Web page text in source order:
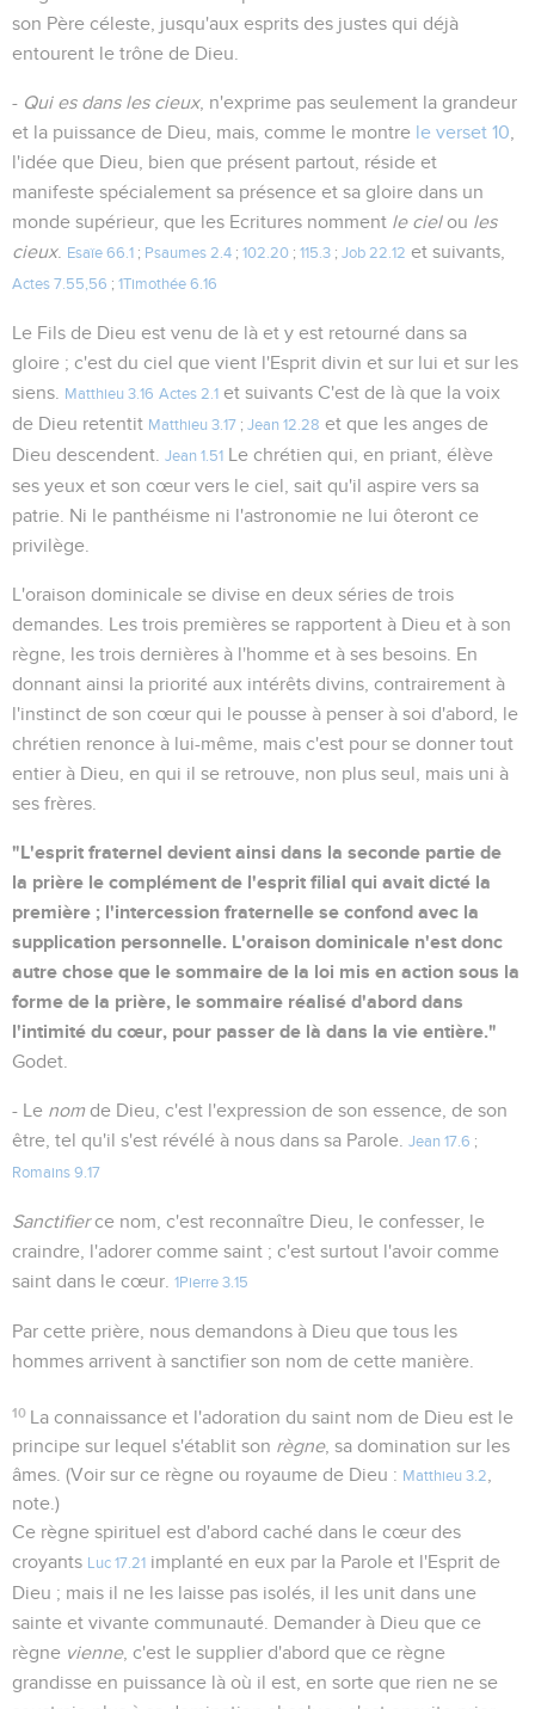
son Père céleste, jusqu'aux esprits des justes qui déjà
entourent le trône de Dieu.
- Qui es dans les cieux, n'exprime pas seulement la grandeur
et la puissance de Dieu, mais, comme le montre le verset 10
l'idée que Dieu, bien que présent partout, réside et
manifeste spécialement sa présence et sa gloire dans un
monde supérieur, que les Ecritures nomment le cielou les
cieux. Esaïe 66.1 ; Psaumes 2.4 ; 102.20 ; 115.3 ; Job 22.12 et suivants,
Actes 7.55,56 ; 1Timothée 6.16
Le Fils de Dieu est venu de là et y est retourné dans sa
gloire ; c'est du ciel que vient l'Esprit divin et sur lui et sur les
siens.
Matthieu 3.16 Actes 2.1 et suivants C'est de là que la voix
de Dieu retentit Matthieu 3.17 ; Jean 12.28 et que les anges de
Dieu descendent.
Jean 1.51 Le chrétien qui, en priant, élève
ses yeux et son cœur vers le ciel, sait qu'il aspire vers sa
patrie. Ni le panthéisme ni l'astronomie ne lui ôteront ce
privilège.
L'oraison dominicale se divise en deux séries de trois
demandes. Les trois premières se rapportent à Dieu et à son
règne, les trois dernières à l'homme et à ses besoins. En
donnant ainsi la priorité aux intérêts divins, contrairement à
l'instinct de son cœur qui le pousse à penser à soi d'abord, le
chrétien renonce à lui-même, mais c'est pour se donner tout
entier à Dieu, en qui il se retrouve, non plus seul, mais uni à
ses frères.
"L'esprit fraternel devient ainsi dans la seconde partie de
la prière le complément de l'esprit filial qui avait dicté la
première ; l'intercession fraternelle se confond avec la
supplication personnelle. L'oraison dominicale n'est donc
autre chose que le sommaire de la loi mis en action sous la
forme de la prière, le sommaire réalisé d'abord dans
l'intimité du cœur, pour passer de là dans la vie entière."
Godet.
- Le nom de Dieu, c'est l'expression de son essence, de son
être, tel qu'il s'est révélé à nous dans sa Parole.
Jean 17.6 ;
Romains 9.17
Sanctifierce nom, c'est reconnaître Dieu, le confesser, le
craindre, l'adorer comme saint ; c'est surtout l'avoir comme
saint dans le cœur.
1Pierre 3.15
Par cette prière, nous demandons à Dieu que tous les
hommes arrivent à sanctifier son nom de cette manière.
10 La connaissance et l'adoration du saint nom de Dieu est le
principe sur lequel s'établit son règne, sa domination sur les
âmes. (Voir sur ce règne ou royaume de Dieu : Matthieu 3.2
note.)
Ce règne spirituel est d'abord caché dans le cœur des
croyants
Luc 17.21 implanté en eux par la Parole et l'Esprit de
Dieu ; mais il ne les laisse pas isolés, il les unit dans une
sainte et vivante communauté. Demander à Dieu que ce
règne vienne, c'est le supplier d'abord que ce règne
grandisse en puissance là où il est, en sorte que rien ne se